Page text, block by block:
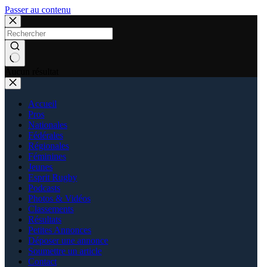
Passer au contenu
Accueil
Pros
Nationales
Fédérales
Régionales
Féminines
Jeunes
Esprit Rugby
Podcasts
Photos & Vidéos
Classements
Résultats
Petites Annonces
Déposer une annonce
Soumettre un article
Contact